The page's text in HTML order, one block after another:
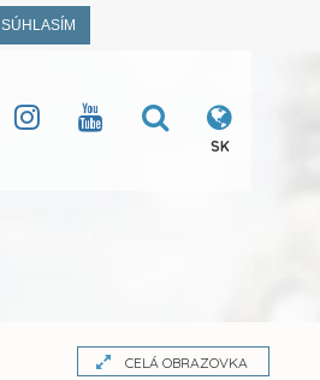
SÚHLASÍM
SK
CELÁ OBRAZOVKA